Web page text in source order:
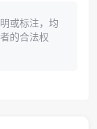
或标注，均
的合法权